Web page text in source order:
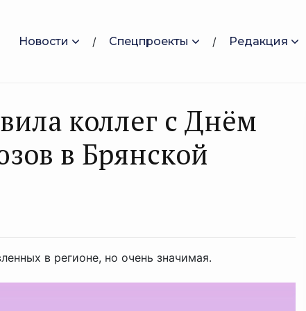
Новости Спецпроекты Редакция
коллег с Днём
в Брянской
в регионе, но очень значимая.